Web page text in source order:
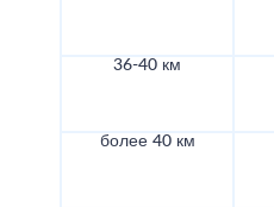
36-40 км
более 40 км